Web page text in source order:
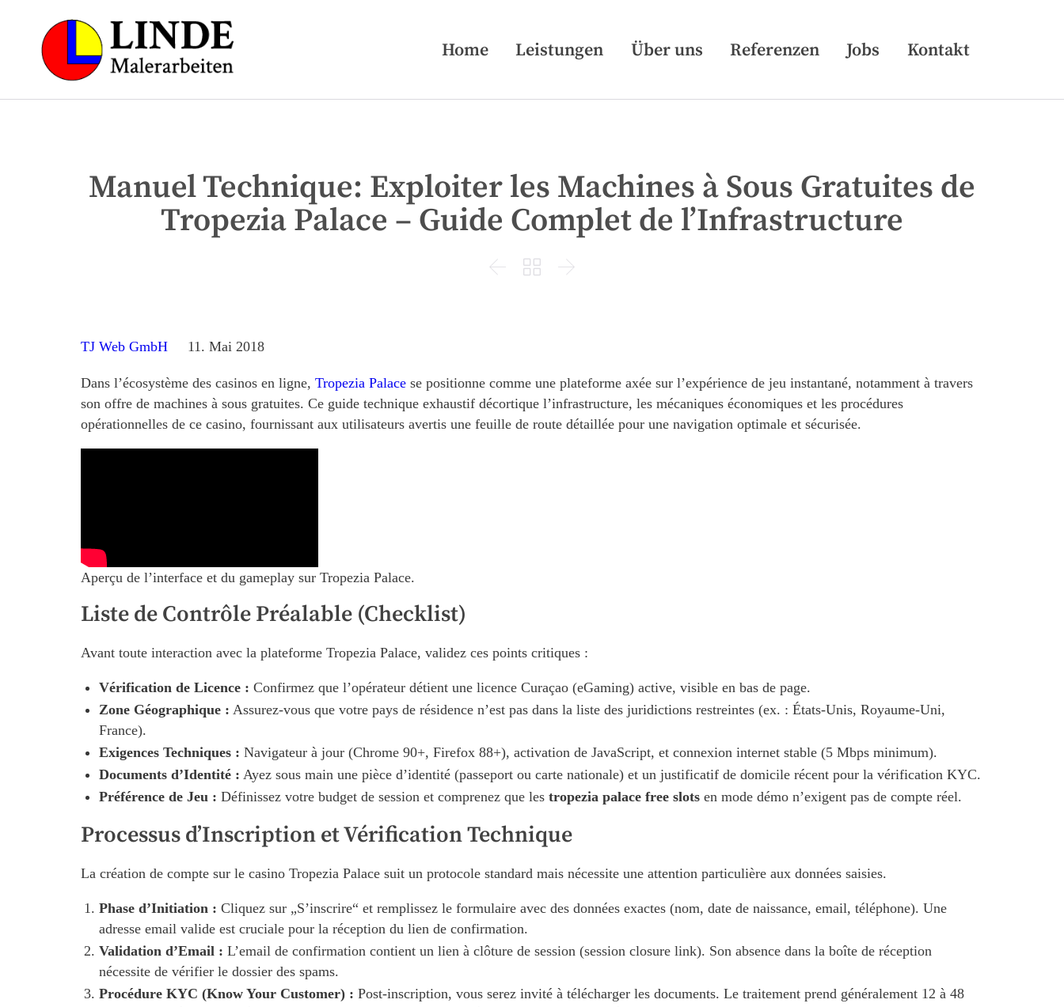
Home Leistungen Über uns Referenzen Jobs Kontakt
Manuel Technique: Exploiter les Machines à Sous Gratuites de
Tropezia Palace – Guide Complet de l’Infrastructure
  
TJ Web GmbH 11. Mai 2018
Dans l’écosystème des casinos en ligne, Tropezia Palace se positionne comme une plateforme axée sur l’expérience de jeu instantané, notamment à travers
son offre de machines à sous gratuites. Ce guide technique exhaustif décortique l’infrastructure, les mécaniques économiques et les procédures
opérationnelles de ce casino, fournissant aux utilisateurs avertis une feuille de route détaillée pour une navigation optimale et sécurisée.
Aperçu de l’interface et du gameplay sur Tropezia Palace.
Liste de Contrôle Préalable (Checklist)
Avant toute interaction avec la plateforme Tropezia Palace, validez ces points critiques :
Vérification de Licence : Confirmez que l’opérateur détient une licence Curaçao (eGaming) active, visible en bas de page.
Zone Géographique : Assurez-vous que votre pays de résidence n’est pas dans la liste des juridictions restreintes (ex. : États-Unis, Royaume-Uni,
France).
Exigences Techniques : Navigateur à jour (Chrome 90+, Firefox 88+), activation de JavaScript, et connexion internet stable (5 Mbps minimum).
Documents d’Identité : Ayez sous main une pièce d’identité (passeport ou carte nationale) et un justificatif de domicile récent pour la vérification KYC.
Préférence de Jeu : Définissez votre budget de session et comprenez que lestropezia palace free slots en mode démo n’exigent pas de compte réel.
Processus d’Inscription et Vérification Technique
La création de compte sur le casino Tropezia Palace suit un protocole standard mais nécessite une attention particulière aux données saisies.
Phase d’Initiation : Cliquez sur „S’inscrire“ et remplissez le formulaire avec des données exactes (nom, date de naissance, email, téléphone). Une
adresse email valide est cruciale pour la réception du lien de confirmation.
Validation d’Email : L’email de confirmation contient un lien à clôture de session (session closure link). Son absence dans la boîte de réception
nécessite de vérifier le dossier des spams.
Procédure KYC (Know Your Customer) : Post-inscription, vous serez invité à télécharger les documents. Le traitement prend généralement 12 à 48